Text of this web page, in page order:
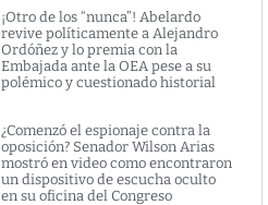
¡Otro de los “nunca”! Abelardo
revive políticamente a Alejandro
Ordóñez y lo premia con la
Embajada ante la OEA pese a su
polémico y cuestionado historial
¿Comenzó el espionaje contra la
oposición? Senador Wilson Arias
mostró en video como encontraron
un dispositivo de escucha oculto
en su oficina del Congreso